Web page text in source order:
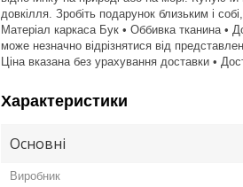
довкілля. Зробіть подарунок близьким і
Матеріал каркаса Бук • Оббивка тканина •
може незначно відрізнятися від
Ціна вказана без урахування доставки •
Характеристики
Основні
Виробник